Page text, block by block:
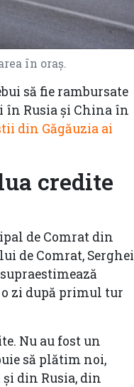
în oraș.
să fie rambursate
în Rusia și China în
din Găgăuzia ai
credite
de Comrat din
de Comrat, Serghei
zi după primul tur
Nu au fost un
să plătim noi,
din Rusia, din